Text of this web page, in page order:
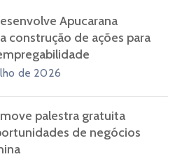
Apucarana
construção de ações para
de 2026
palestra gratuita
de negócios